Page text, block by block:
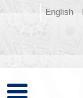
English